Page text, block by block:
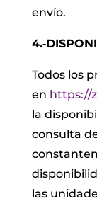
envío.
Todos los
en https://
la
consulta
las